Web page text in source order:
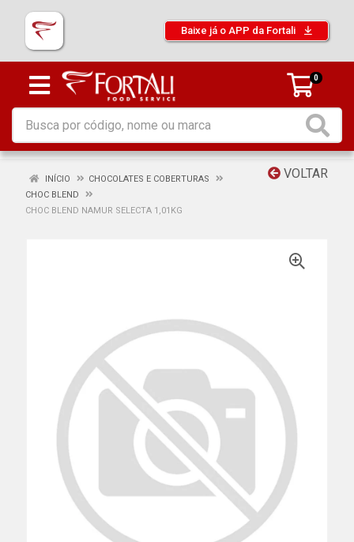
Baixe já o APP da Fortali
0
VOLTAR
INÍCIO
CHOCOLATES E COBERTURAS
CHOC BLEND
CHOC BLEND NAMUR SELECTA 1,01KG